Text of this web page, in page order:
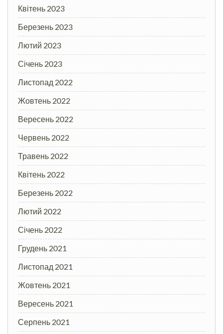
Квітень 2023
Березень 2023
Лютий 2023
Січень 2023
Листопад 2022
Жовтень 2022
Вересень 2022
Червень 2022
Травень 2022
Квітень 2022
Березень 2022
Лютий 2022
Січень 2022
Грудень 2021
Листопад 2021
Жовтень 2021
Вересень 2021
Серпень 2021